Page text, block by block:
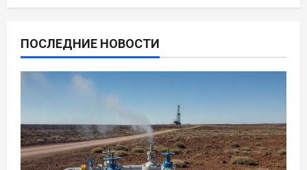
ПОСЛЕДНИЕ НОВОСТИ